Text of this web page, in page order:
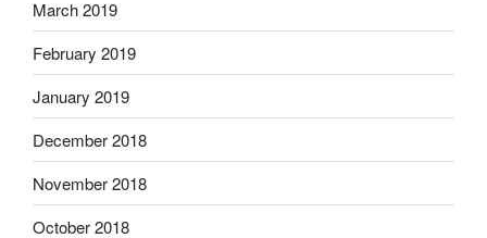
March 2019
February 2019
January 2019
December 2018
November 2018
October 2018